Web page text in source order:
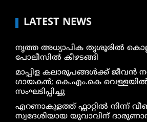
LATEST NEWS
നൃത്ത അധ്യാപിക തൃശൂരിൽ
പോലീസിൽ കീഴടങ്ങി
മാപ്പിള കലാരൂപങ്ങൾക്ക് ജീവൻ
ഗായകൻ; കെ.എം.കെ
സംഘടിപ്പിച്ചു
എറണാകുളത്ത് ഫ്ലാറ്റിൽ നിന്ന്
സ്വദേശിയായ യുവാവിന്